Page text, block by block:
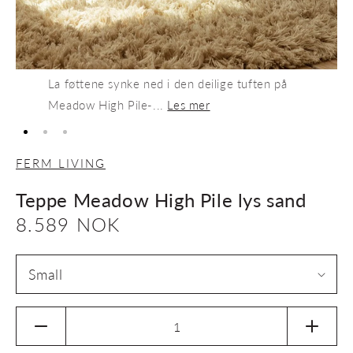
La føttene synke ned i den deilige tuften på
Meadow High Pile-... Les mer
FERM LIVING
Teppe Meadow High Pile lys sand
Vanlig
pris
8.589 NOK
antallet
Øk